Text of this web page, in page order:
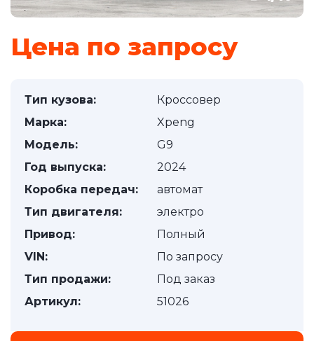
Цена по запросу
Тип кузова:
Кроссовер
Марка:
Xpeng
Модель:
G9
Год выпуска:
2024
Коробка передач:
автомат
Тип двигателя:
электро
Привод:
Полный
VIN:
По запросу
Тип продажи:
Под заказ
Артикул:
51026